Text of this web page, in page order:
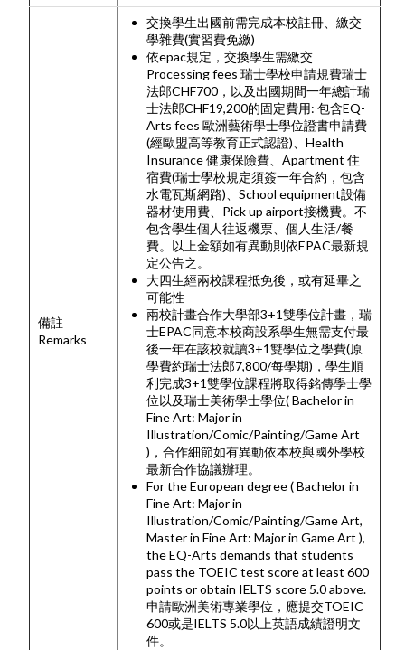
備註
Remarks
交換學生出國前需完成本校註冊、繳交
學雜費(實習費免繳)
依epac規定，交換學生需繳交
Processing fees 瑞士學校申請規費瑞士
法郎CHF700，以及出國期間一年總計瑞
士法郎CHF19,200的固定費用: 包含EQ-
Arts fees 歐洲藝術學士學位證書申請費
(經歐盟高等教育正式認證)、Health
Insurance 健康保險費、Apartment 住
宿費(瑞士學校規定須簽一年合約，包含
水電瓦斯網路)、School equipment設備
器材使用費、Pick up airport接機費。不
包含學生個人往返機票、個人生活/餐
費。以上金額如有異動則依EPAC最新規
定公告之。
大四生經兩校課程抵免後，或有延畢之
可能性
兩校計畫合作大學部3+1雙學位計畫，瑞
士EPAC同意本校商設系學生無需支付最
後一年在該校就讀3+1雙學位之學費(原
學費約瑞士法郎7,800/每學期)，學生順
利完成3+1雙學位課程將取得銘傳學士學
位以及瑞士美術學士學位( Bachelor in
Fine Art: Major in
Illustration/Comic/Painting/Game Art
)，合作細節如有異動依本校與國外學校
最新合作協議辦理。
For the European degree ( Bachelor in
Fine Art: Major in
Illustration/Comic/Painting/Game Art,
Master in Fine Art: Major in Game Art ),
the EQ-Arts demands that students
pass the TOEIC test score at least 600
points or obtain IELTS score 5.0 above.
申請歐洲美術專業學位，應提交TOEIC
600或是IELTS 5.0以上英語成績證明文
件。